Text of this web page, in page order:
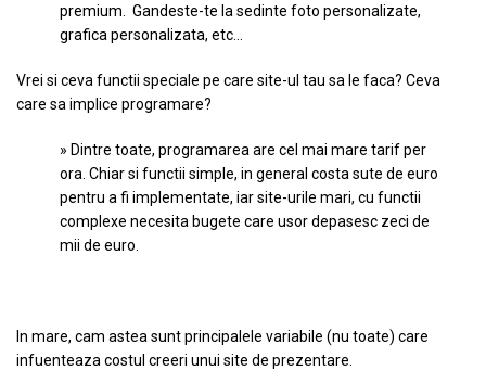
premium. Gandeste-te la sedinte foto personalizate,
grafica personalizata, etc…
Vrei si ceva functii speciale pe care site-ul tau sa le faca? Ceva
care sa implice programare?
» Dintre toate, programarea are cel mai mare tarif per
ora. Chiar si functii simple, in general costa sute de euro
pentru a fi implementate, iar site-urile mari, cu functii
complexe necesita bugete care usor depasesc zeci de
mii de euro.
In mare, cam astea sunt principalele variabile (nu toate) care
infuenteaza costul creeri unui site de prezentare.